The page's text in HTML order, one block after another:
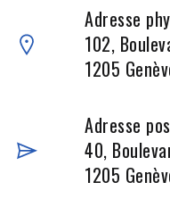
Adresse
102,
1205
Adresse
40,
1205